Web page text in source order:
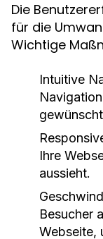
Die
für die
Wichtige
Intuitive
Ihre
aussieht.
Besucher
Webseite,